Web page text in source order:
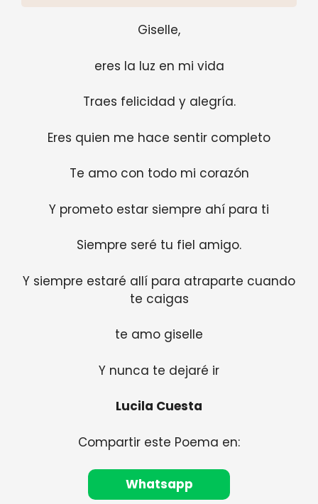
Giselle,
eres la luz en mi vida
Traes felicidad y alegría.
Eres quien me hace sentir completo
Te amo con todo mi corazón
Y prometo estar siempre ahí para ti
Siempre seré tu fiel amigo.
Y siempre estaré allí para atraparte cuando
te caigas
te amo giselle
Y nunca te dejaré ir
Lucila Cuesta
Compartir este Poema en:
Whatsapp